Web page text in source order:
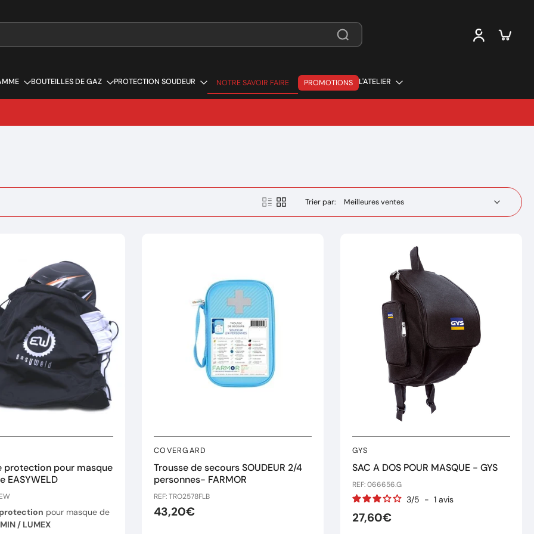
BOUTEILLES DE GAZ PROTECTION SOUDEUR
NOTRE SAVOIR FAIRE
NOTRE SAVOIR FAIRE
PROMOTIONS L'ATELIER
Trier par:
protection pour masque
EASYWELD
pour masque de
/ LUMEX
COVERGARD
Trousse de secours SOUDEUR 2/4
personnes- FARMOR
REF: TRO2578FLB
43,20€
GYS
SAC A DOS POUR MASQUE - GYS
REF: 066656.G
3/5 - 1 avis
27,60€